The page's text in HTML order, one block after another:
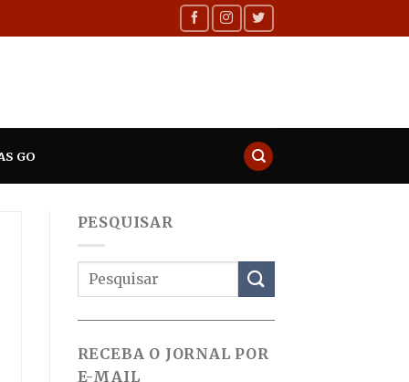
GO
PESQUISAR
RECEBA O JORNAL POR
E-MAIL